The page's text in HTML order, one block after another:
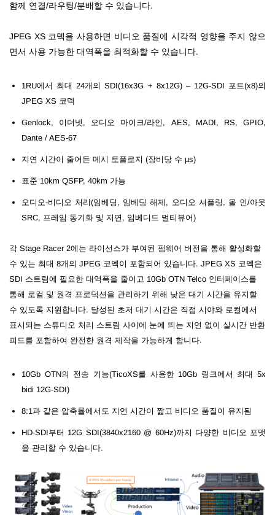
함께 연결/라우팅/분배할 수 있습니다.
JPEG XS 코덱을 사용하면 비디오 품질에 시각적 영향을 주지 않으
면서 사용 가능한 대역폭을 최적화할 수 있습니다.
1RU에서 최대 24개의 SDI(16x3G + 8x12G) – 12G-SDI 포트(x8)의
JPEG XS 코덱
Genlock, 이더넷, 오디오 마이크/라인, AES, MADI, RS, GPIO,
Dante / AES-67
지연 시간이 줄어든 메시 토폴로지 (장비당 수 µs)
표준 10km QSFP, 40km 가능
오디오-비디오 처리(임베딩, 임베딩 해제, 오디오 셔플링, 올 인/아웃
SRC, 프레임 동기화 및 지연, 임베디드 멀티뷰어)
각 Stage Racer 2에는 라이선스가 부여된 펌웨어 버전을 통해 활성화할
수 있는 최대 8개의 JPEG 코덱이 포함되어 있습니다. JPEG XS 코덱은
SDI 스트림에 필요한 대역폭을 줄이고 10Gb OTN Telco 인터페이스를
통해 로컬 및 원격 프로덕션을 관리하기 위해 낮은 대기 시간을 유지할
수 있도록 지원합니다. 달성된 초저 대기 시간은 직접 시야와 로컬에서
표시되는 스튜디오 처리 스트림 사이에 눈에 띄는 지연 없이 실시간 반환
피드를 포함하여 완전한 원격 제작을 가능하게 합니다.
10Gb OTN의 전송 기능(TicoXS를 사용한 10Gb 링크에서 최대 5x
bidi 12G-SDI)
8:1과 같은 압축률에서도 지연 시간이 짧고 비디오 품질이 유지됨
HD-SDI부터 12G SDI(3840x2160 @ 60Hz)까지 다양한 비디오 포맷
을 관리할 수 있습니다.